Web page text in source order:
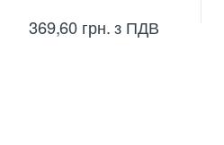
369,60 грн.з ПДВ